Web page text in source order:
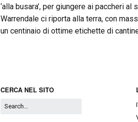
‘alla busara’, per giungere ai paccheri
Warrendale ci riporta alla terra, con
un centinaio di ottime etichette di
CERCA NEL SITO